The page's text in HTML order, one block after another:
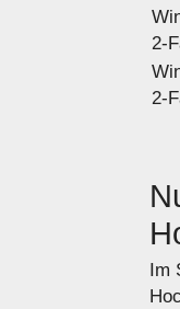
2-
2-
Im